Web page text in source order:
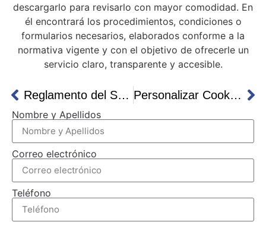
descargarlo para revisarlo con mayor comodidad. En
él encontrará los procedimientos, condiciones o
formularios necesarios, elaborados conforme a la
normativa vigente y con el objetivo de ofrecerle un
servicio claro, transparente y accesible.
Reglamento del Servicio DAC Personalizar Cookies
Nombre y Apellidos
Correo electrónico
Teléfono